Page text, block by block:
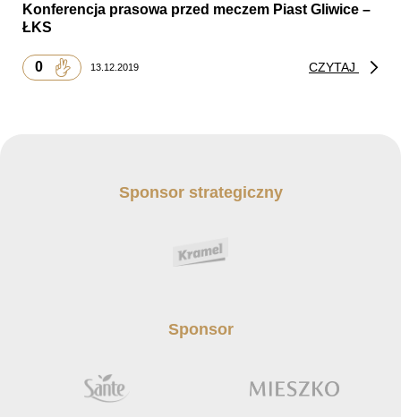
Konferencja prasowa przed meczem Piast Gliwice –
ŁKS
0 13.12.2019 CZYTAJ
Sponsor strategiczny
Sponsor